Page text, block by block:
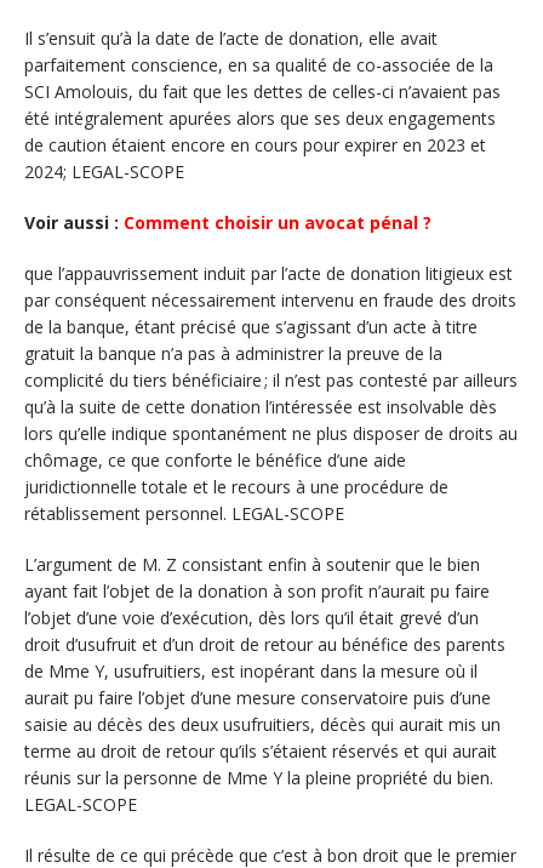
Il s’ensuit qu’à la date de l’acte de donation, elle avait
parfaitement conscience, en sa qualité de co-associée de la
SCI Amolouis, du fait que les dettes de celles-ci n’avaient pas
été intégralement apurées alors que ses deux engagements
de caution étaient encore en cours pour expirer en 2023 et
2024; LEGAL-SCOPE
Voir aussi : Comment choisir un avocat pénal ?
que l’appauvrissement induit par l’acte de donation litigieux est
par conséquent nécessairement intervenu en fraude des droits
de la banque, étant précisé que s’agissant d’un acte à titre
gratuit la banque n’a pas à administrer la preuve de la
complicité du tiers bénéficiaire ; il n’est pas contesté par ailleurs
qu’à la suite de cette donation l’intéressée est insolvable dès
lors qu’elle indique spontanément ne plus disposer de droits au
chômage, ce que conforte le bénéfice d’une aide
juridictionnelle totale et le recours à une procédure de
rétablissement personnel. LEGAL-SCOPE
L’argument de M. Z consistant enfin à soutenir que le bien
ayant fait l’objet de la donation à son profit n’aurait pu faire
l’objet d’une voie d’exécution, dès lors qu’il était grevé d’un
droit d’usufruit et d’un droit de retour au bénéfice des parents
de Mme Y, usufruitiers, est inopérant dans la mesure où il
aurait pu faire l’objet d’une mesure conservatoire puis d’une
saisie au décès des deux usufruitiers, décès qui aurait mis un
terme au droit de retour qu’ils s’étaient réservés et qui aurait
réunis sur la personne de Mme Y la pleine propriété du bien.
LEGAL-SCOPE
Il résulte de ce qui précède que c’est à bon droit que le premier